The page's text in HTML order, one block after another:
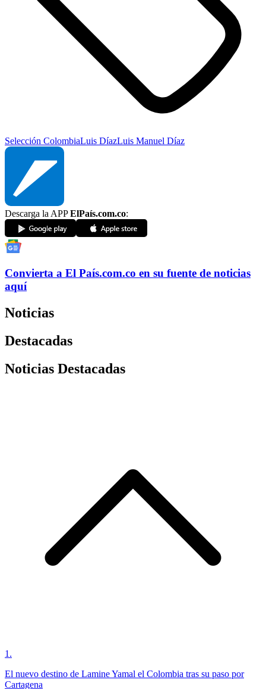
Selección ColombiaLuis DíazLuis Manuel Díaz
Descarga la APPElPaís.com.co:
Convierta a El País.com.co en su fuente de noticias
aquí
Noticias
Destacadas
Noticias Destacadas
1 .
El nuevo destino de Lamine Yamal el Colombia tras su paso por
Cartagena